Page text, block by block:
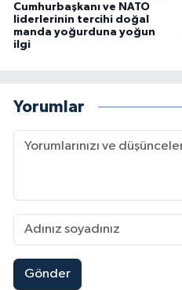
Cumhurbaşkanı ve NATO
liderlerinin tercihi doğal
manda yoğurduna yoğun
ilgi
Yorumlar
Gönder